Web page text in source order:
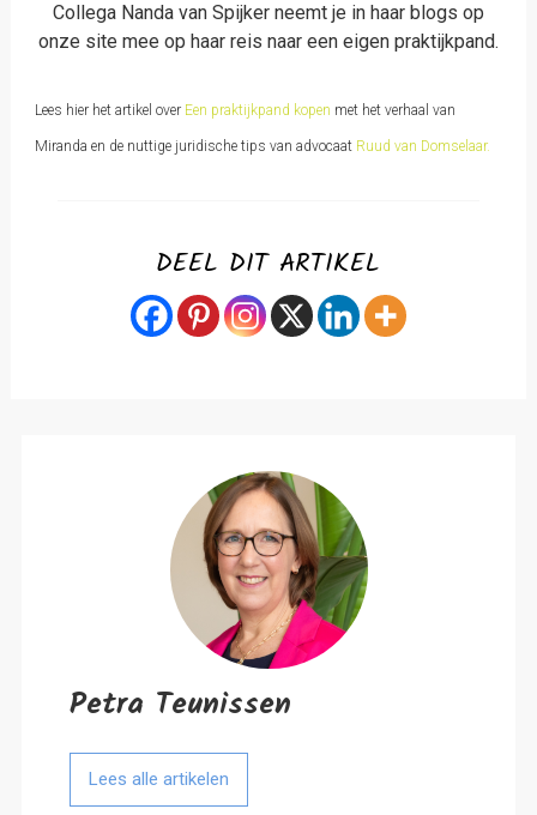
Collega Nanda van Spijker neemt je in haar blogs op
onze site mee op haar reis naar een eigen praktijkpand.
Lees hier het artikel over Een praktijkpand kopen met het verhaal van
Miranda en de nuttige juridische tips van advocaat Ruud van Domselaar.
DEEL DIT ARTIKEL
Petra Teunissen
Lees alle artikelen